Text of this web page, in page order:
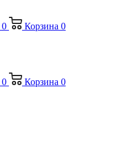
0 Корзина 0
0 Корзина 0